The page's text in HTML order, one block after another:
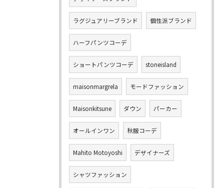
ラグジュアリーブランド 個性派ブランド
ハーフパンツコーデ
ショートパンツコーデ stoneisland
maisonmargrela モードファッション
Maisonkitsune ダウン パーカー
オールインワン 秋服コーデ
Mahito Motoyoshi デザイナーズ
シャツファッション